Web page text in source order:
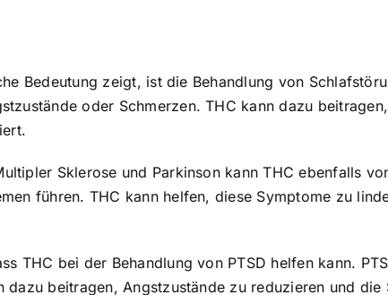
Bedeutung zeigt, ist die Behandlung von
oder Schmerzen. THC kann dazu
Sklerose und Parkinson kann THC ebenfalls
führen. THC kann helfen, diese Symptome zu
THC bei der Behandlung von PTSD helfen kann.
dazu beitragen, Angstzustände zu reduzieren und